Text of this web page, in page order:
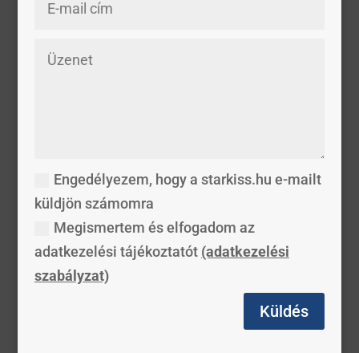
Engedélyezem, hogy a starkiss.hu e-mailt
küldjön számomra
Megismertem és elfogadom az
adatkezelési tájékoztatót (adatkezelési
szabályzat)
Küldés